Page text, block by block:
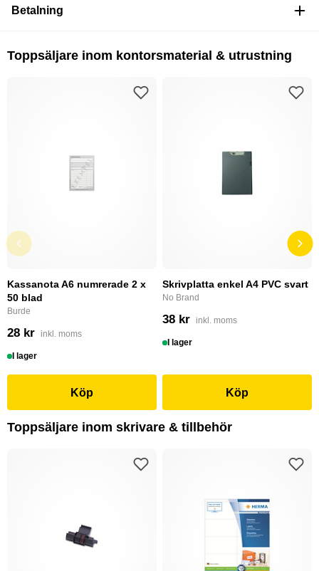
Betalning
Toppsäljare inom kontorsmaterial & utrustning
Kassanota A6 numrerade 2 x
50 blad
Burde
28 kr inkl. moms
I lager
Köp
Skrivplatta enkel A4 PVC svart
No Brand
38 kr inkl. moms
I lager
Köp
Toppsäljare inom skrivare & tillbehör